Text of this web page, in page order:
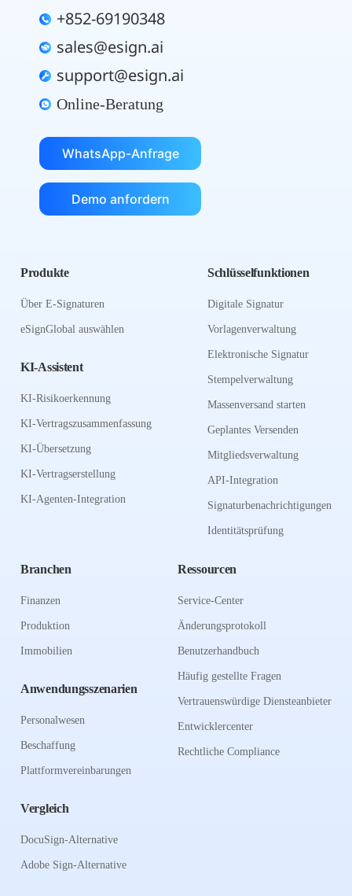
+852-69190348
sales@esign.ai
support@esign.ai
Online-Beratung
WhatsApp-Anfrage
Demo anfordern
Produkte
Über E-Signaturen
eSignGlobal auswählen
KI-Assistent
KI-Risikoerkennung
KI-Vertragszusammenfassung
KI-Übersetzung
KI-Vertragserstellung
KI-Agenten-Integration
Schlüsselfunktionen
Digitale Signatur
Vorlagenverwaltung
Elektronische Signatur
Stempelverwaltung
Massenversand starten
Geplantes Versenden
Mitgliedsverwaltung
API-Integration
Signaturbenachrichtigungen
Identitätsprüfung
Branchen
Finanzen
Produktion
Immobilien
Anwendungsszenarien
Personalwesen
Beschaffung
Plattformvereinbarungen
Vergleich
DocuSign-Alternative
Adobe Sign-Alternative
Ressourcen
Service-Center
Änderungsprotokoll
Benutzerhandbuch
Häufig gestellte Fragen
Vertrauenswürdige Diensteanbieter
Entwicklercenter
Rechtliche Compliance